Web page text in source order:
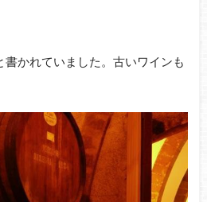
かれていました。古いワインも